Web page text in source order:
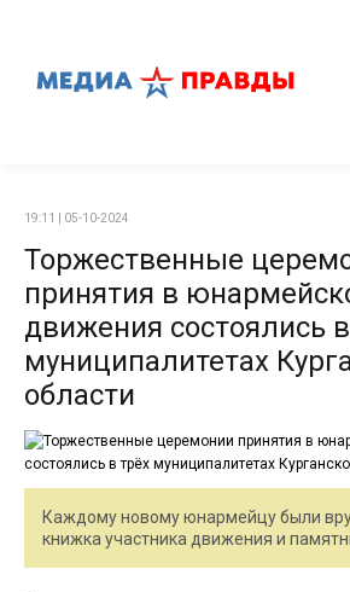
19:11 | 05-10-2024
Торжественные
принятия в
движения состоялись
муниципалитетах
области
Каждому новому юнармейцу были
книжка участника движения и